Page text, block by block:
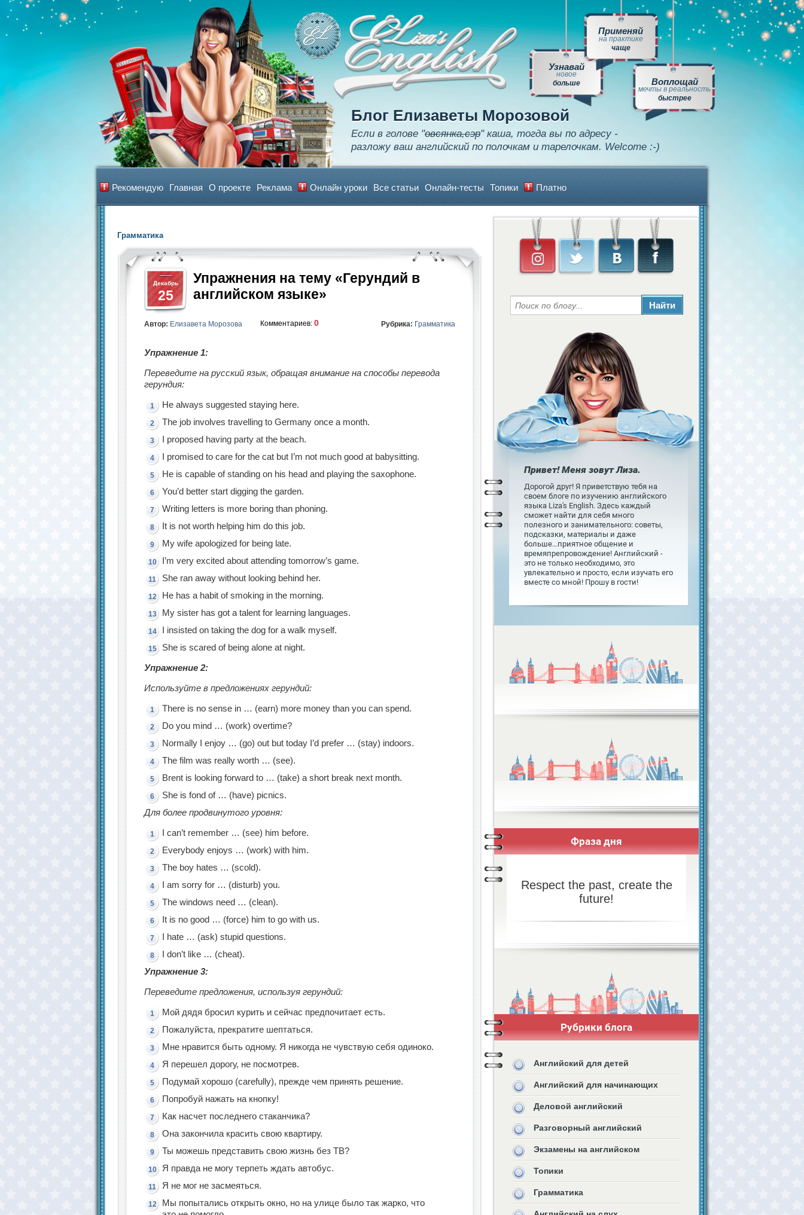
Блог Елизаветы Морозовой
Если в голове "овсянка,сэр" каша, тогда вы по адресу -
разложу ваш английский по полочкам и тарелочкам. Welcome :-)
Узнавай
Learn
новое
больше
Применяй
Apply
на практике
чаще
Воплощай
Realize
мечты в реальность
быстрее
Рекомендую Главная О проекте Реклама Онлайн уроки Все статьи Онлайн-тесты Топики Платно
Грамматика
Декабрь
25
Упражнения на тему «Герундий в
английском языке»
Автор: Елизавета Морозова Комментариев: 0 Рубрика: Грамматика
Упражнение 1:
Переведите на русский язык, обращая внимание на способы перевода
герундия:
He always suggested staying here.
The job involves travelling to Germany once a month.
I proposed having party at the beach.
I promised to care for the cat but I’m not much good at babysitting.
He is capable of standing on his head and playing the saxophone.
You’d better start digging the garden.
Writing letters is more boring than phoning.
It is not worth helping him do this job.
My wife apologized for being late.
I’m very excited about attending tomorrow’s game.
She ran away without looking behind her.
He has a habit of smoking in the morning.
My sister has got a talent for learning languages.
I insisted on taking the dog for a walk myself.
She is scared of being alone at night.
Упражнение 2:
Используйте в предложениях герундий:
There is no sense in … (earn) more money than you can spend.
Do you mind … (work) overtime?
Normally I enjoy … (go) out but today I’d prefer … (stay) indoors.
The film was really worth … (see).
Brent is looking forward to … (take) a short break next month.
She is fond of … (have) picnics.
Для более продвинутого уровня:
I can’t remember … (see) him before.
Everybody enjoys … (work) with him.
The boy hates … (scold).
I am sorry for … (disturb) you.
The windows need … (clean).
It is no good … (force) him to go with us.
I hate … (ask) stupid questions.
I don’t like … (cheat).
Упражнение 3:
Переведите предложения, используя герундий:
Мой дядя бросил курить и сейчас предпочитает есть.
Пожалуйста, прекратите шептаться.
Мне нравится быть одному. Я никогда не чувствую себя одиноко.
Я перешел дорогу, не посмотрев.
Подумай хорошо (carefully), прежде чем принять решение.
Попробуй нажать на кнопку!
Как насчет последнего стаканчика?
Она закончила красить свою квартиру.
Ты можешь представить свою жизнь без ТВ?
Я правда не могу терпеть ждать автобус.
Я не мог не засмеяться.
Мы попытались открыть окно, но на улице было так жарко, что
Привет! Меня зовут Лиза.
Дорогой друг! Я приветствую тебя на
своем блоге по изучению английского
языка Liza's English. Здесь каждый
сможет найти для себя много
полезного и занимательного: советы,
подсказки, материалы и даже
больше...приятное общение и
времяпрепровождение! Английский -
это не только необходимо, это
увлекательно и просто, если изучать его
вместе со мной! Прошу в гости!
Фраза дня
Respect the past, create the
future!
Рубрики блога
Английский для детей
Английский для начинающих
Деловой английский
Разговорный английский
Экзамены на английском
Топики
Грамматика